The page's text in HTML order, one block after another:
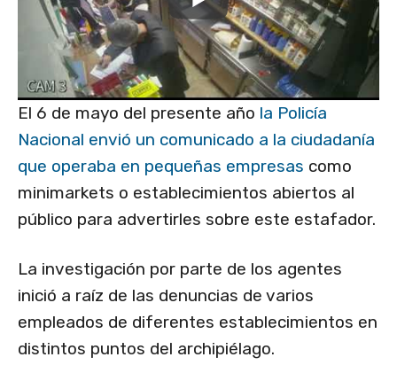
El 6 de mayo del presente año la Policía
Nacional envió un comunicado a la ciudadanía
que operaba en pequeñas empresas como
minimarkets o establecimientos abiertos al
público para advertirles sobre este estafador.
La investigación por parte de los agentes
inició a raíz de las denuncias de varios
empleados de diferentes establecimientos en
distintos puntos del archipiélago.